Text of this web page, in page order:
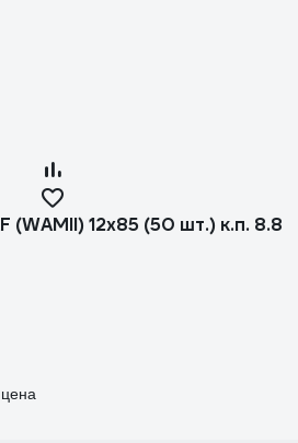
(WAMII) 12x85 (50 шт.) к.п. 8.8